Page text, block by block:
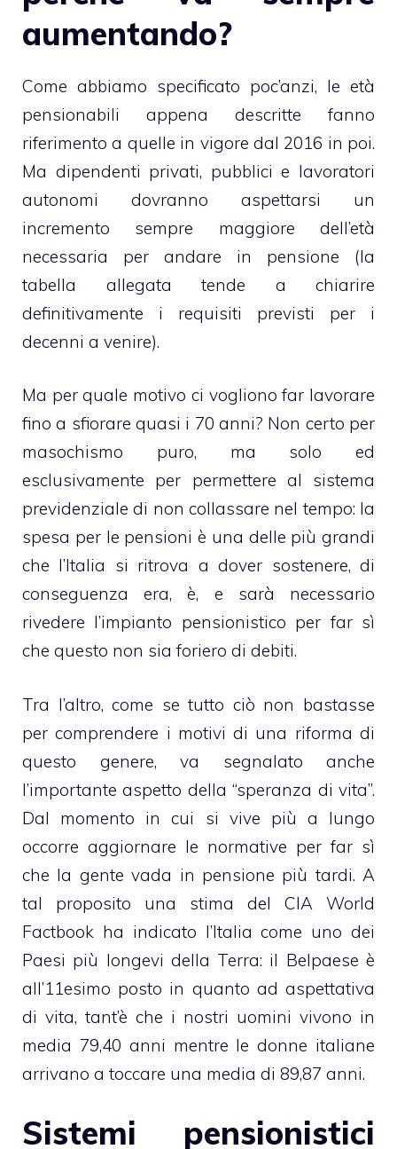
aumentando?
Come abbiamo specificato poc’anzi, le età
pensionabili appena descritte fanno
riferimento a quelle in vigore dal 2016 in poi.
Ma dipendenti privati, pubblici e lavoratori
autonomi dovranno aspettarsi un
incremento sempre maggiore dell’età
necessaria per andare in pensione (la
tabella allegata tende a chiarire
definitivamente i requisiti previsti per i
decenni a venire).
Ma per quale motivo ci vogliono far lavorare
fino a sfiorare quasi i 70 anni? Non certo per
masochismo puro, ma solo ed
esclusivamente per permettere al sistema
previdenziale di non collassare nel tempo: la
spesa per le pensioni è una delle più grandi
che l’Italia si ritrova a dover sostenere, di
conseguenza era, è, e sarà necessario
rivedere l’impianto pensionistico per far sì
che questo non sia foriero di debiti.
Tra l’altro, come se tutto ciò non bastasse
per comprendere i motivi di una riforma di
questo genere, va segnalato anche
l’importante aspetto della “speranza di vita”.
Dal momento in cui si vive più a lungo
occorre aggiornare le normative per far sì
che la gente vada in pensione più tardi. A
tal proposito una stima del CIA World
Factbook ha indicato l’Italia come uno dei
Paesi più longevi della Terra: il Belpaese è
all’11esimo posto in quanto ad aspettativa
di vita, tant’è che i nostri uomini vivono in
media 79,40 anni mentre le donne italiane
arrivano a toccare una media di 89,87 anni.
Sistemi pensionistici